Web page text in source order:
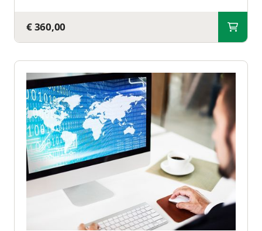
€ 360,00